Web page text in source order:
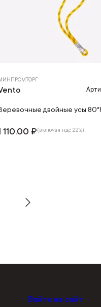
двойные усы
110.00 ₽(включая ндс 22%)
Войти на сайт